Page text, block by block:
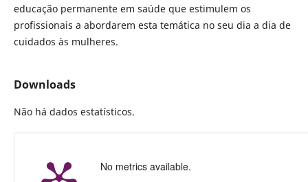
educação permanente em saúde que estimulem os
profissionais a abordarem esta temática no seu dia a dia de
cuidados às mulheres.
Downloads
Não há dados estatísticos.
No metrics available.